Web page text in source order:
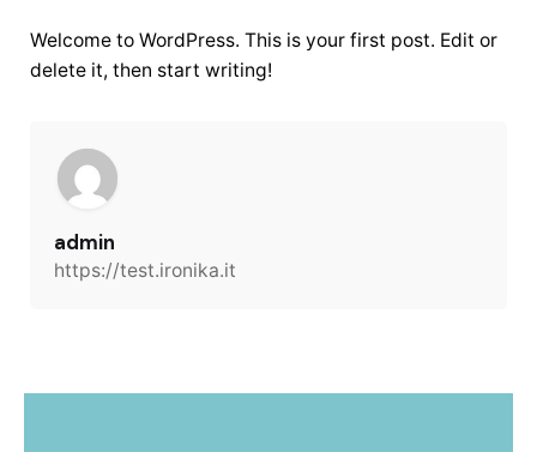
Welcome to WordPress. This is your first post. Edit or
delete it, then start writing!
admin
https://test.ironika.it